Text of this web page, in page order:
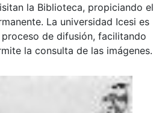
la Biblioteca, propiciando el
La universidad Icesi es
de difusión, facilitando
la consulta de las imágenes.